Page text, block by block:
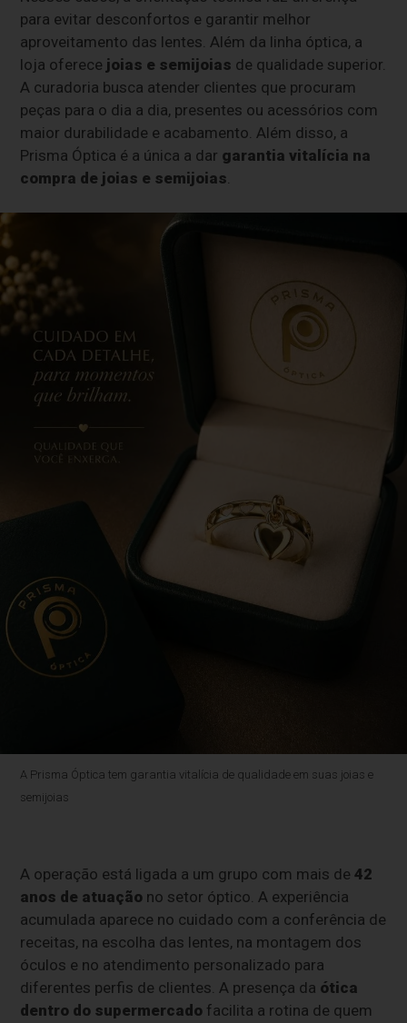
para evitar desconfortos e garantir melhor
aproveitamento das lentes. Além da linha óptica, a
loja oferece joias e semijoias de qualidade superior.
A curadoria busca atender clientes que procuram
peças para o dia a dia, presentes ou acessórios com
maior durabilidade e acabamento. Além disso, a
Prisma Óptica é a única a dar garantia vitalícia na
compra de joias e semijoias
A Prisma Óptica tem garantia vitalícia de qualidade em suas joias e
semijoias
A operação está ligada a um grupo com mais de42
anos de atuação no setor óptico. A experiência
acumulada aparece no cuidado com a conferência de
receitas, na escolha das lentes, na montagem dos
óculos e no atendimento personalizado para
diferentes perfis de clientes. A presença da ótica
dentro do supermercado facilita a rotina de quem